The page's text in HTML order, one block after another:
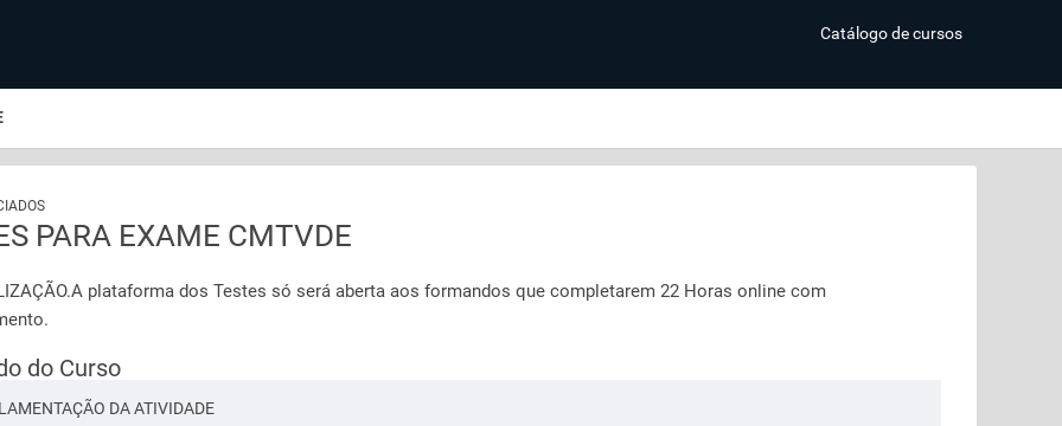
Catálogo de cursos
PARA EXAME CMTVDE
plataforma dos Testes só será aberta aos formandos que completarem 22 Horas online com
do Curso
DA ATIVIDADE